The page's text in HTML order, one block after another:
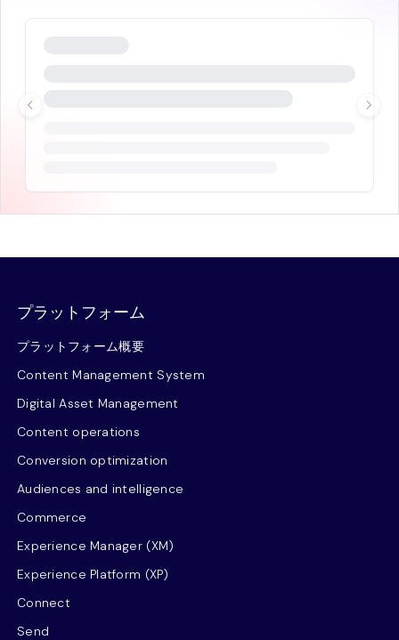
プラットフォーム
プラットフォーム概要
Content Management System
Digital Asset Management
Content operations
Conversion optimization
Audiences and intelligence
Commerce
Experience Manager (XM)
Experience Platform (XP)
Connect
Send